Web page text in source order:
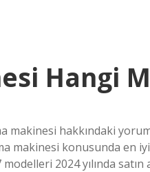
Hangi
makinesi hakkındaki
konusunda en iyi
2024 yılında